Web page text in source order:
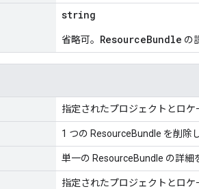
string
省略可。 ResourceBundle の
指定されたプロジェクトとロケ
1 つの ResourceBundle を削除
単一の ResourceBundle の詳細
指定されたプロジェクトとロケ